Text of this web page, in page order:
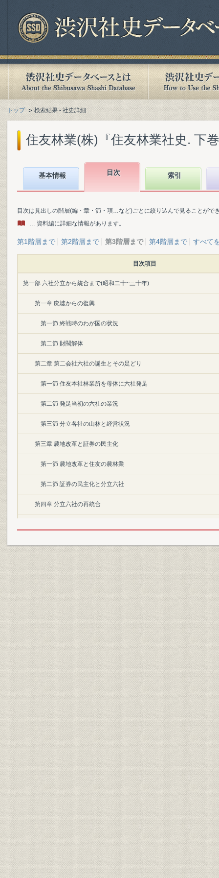
トップ 検索結果 - 社史詳細
住友林業(株)『住友林業社史. 下
基本情報 目次 索引
目次は見出しの階層(編・章・節・項…など)ごとに絞り込んで見ることがで
… 資料編に詳細な情報があります。
第1階層まで 第2階層まで 第3階層まで 第4階層まで すべて
目次項目
第一部 六社分立から統合まで(昭和二十~三十年)
第一章 廃墟からの復興
第一節 終戦時のわが国の状況
第二節 財閥解体
第二章 第二会社六社の誕生とその足どり
第一節 住友本社林業所を母体に六社発足
第二節 発足当初の六社の業況
第三節 分立各社の山林と経営状況
第三章 農地改革と証券の民主化
第一節 農地改革と住友の農林業
第二節 証券の民主化と分立六社
第四章 分立六社の再統合
第二節 東邦農林と四国林業の合併
第二部 高度経済成長期と事業の拡大(昭和三十~五十年)
第一章 新生住友林業の発足(昭和三十年代)
第一節 戦後経済からの離陸と高度経済成長時代の幕開け
第二節 新生住友林業の概要
第三節 旺盛な需要に対応
第四節 新規事業への模索
第二章 事業の多角化を目指す(昭和四十年代)
第一節 驚異の経済成長とその終焉
第二節 業容の拡充―住宅事業への助走
第三節 森林政策と経営山林の動き
第四節 その他の事業および業況の推移
第三部 減速経済への対応と事業の再構築(昭和五十~六十二年)
第一章 経営環境の激変と木材関連業界の動向
第一節 減速経済下の世界経済と日本経済
第二節 木材関連産業および住宅産業の概況
第二章 当社の経営の概要